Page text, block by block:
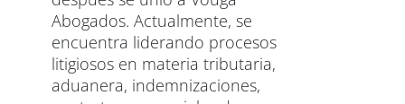
Abogados. Actualmente, se
encuentra liderando procesos
litigiosos en materia tributaria,
aduanera, indemnizaciones,